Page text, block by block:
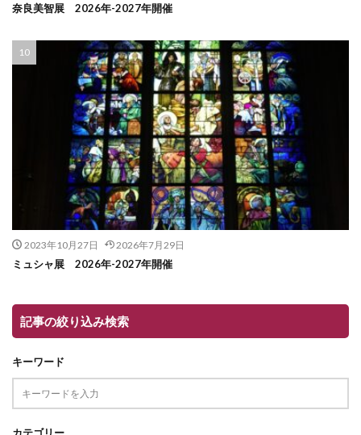
奈良美智展 2026年-2027年開催
2023年10月27日 2026年7月29日
ミュシャ展 2026年-2027年開催
記事の絞り込み検索
キーワード